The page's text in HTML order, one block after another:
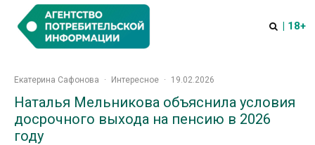
| 18+
Екатерина Сафонова · Интересное · 19.02.2026
Наталья Мельникова объяснила условия
досрочного выхода на пенсию в 2026
году